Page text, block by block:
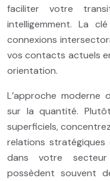
faciliter votre
intelligemment. La
connexions
vos contacts actuels
orientation.
L’approche moderne
sur la quantité.
superficiels,
relations stratégiques
dans votre
possèdent souvent